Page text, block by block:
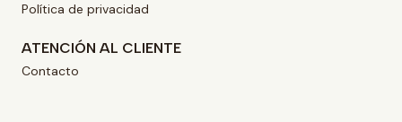
Política de privacidad
ATENCIÓN AL CLIENTE
Contacto